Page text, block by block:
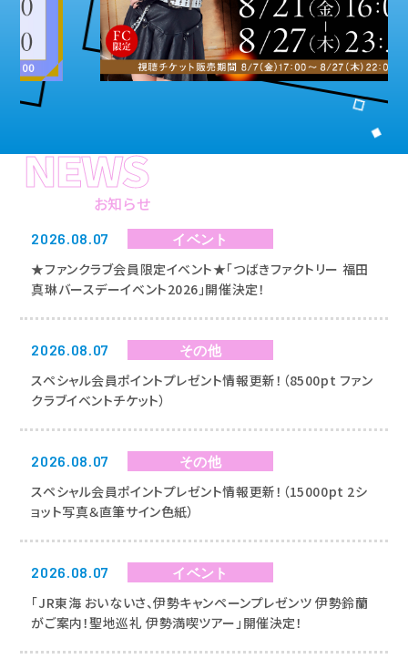
NEWS
お知らせ
2026.08.07 イベント
★ファンクラブ会員限定イベント★「つばきファクトリー 福田
真琳バースデーイベント2026」開催決定！
2026.08.07 その他
スペシャル会員ポイントプレゼント情報更新！（8500pt ファン
クラブイベントチケット）
2026.08.07 その他
スペシャル会員ポイントプレゼント情報更新！（15000pt 2シ
ョット写真＆直筆サイン色紙）
2026.08.07 イベント
「JR東海 おいないさ、伊勢キャンペーンプレゼンツ 伊勢鈴蘭
がご案内！聖地巡礼 伊勢満喫ツアー」開催決定！